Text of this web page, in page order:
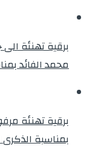
برقية تهنئة
محمد الفائد
برقية تهنئة
بمناسبة